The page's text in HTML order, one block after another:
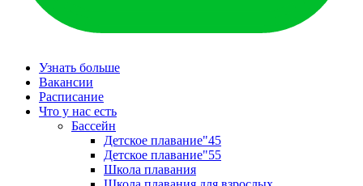
Узнать больше
Вакансии
Расписание
Что у нас есть
Бассейн
Детское плавание"45
Детское плавание"55
Школа плавания